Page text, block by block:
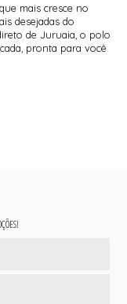
mais cresce no
desejadas do
de Juruaia, o polo
pronta para você